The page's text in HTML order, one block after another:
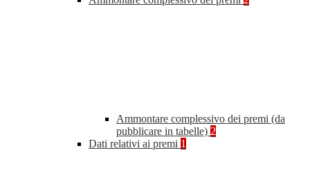
Ammontare complessivo dei premi (da
pubblicare in tabelle) 2
Dati relativi ai premi 1